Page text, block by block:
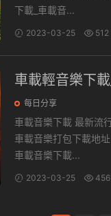
下載_車載音...
2023-03-25 512
車載輕音樂下
每日分享
車載音樂下載 最新流行音樂資源包，收錄萬首經典流行歌曲，一鍵保存下載，非常方便。
車載音樂打包下載地址：
車載音樂下載...
2023-03-25 456